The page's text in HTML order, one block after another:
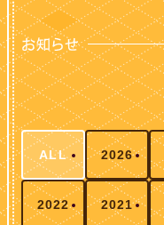
ALL 2026
2022 2021